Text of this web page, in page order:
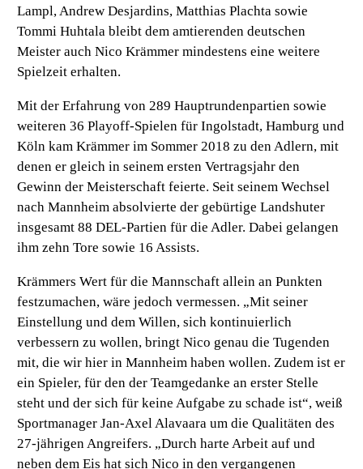
Lampl, Andrew Desjardins, Matthias Plachta sowie
Tommi Huhtala bleibt dem amtierenden deutschen
Meister auch Nico Krämmer mindestens eine weitere
Spielzeit erhalten.
Mit der Erfahrung von 289 Hauptrundenpartien sowie
weiteren 36 Playoff-Spielen für Ingolstadt, Hamburg und
Köln kam Krämmer im Sommer 2018 zu den Adlern, mit
denen er gleich in seinem ersten Vertragsjahr den
Gewinn der Meisterschaft feierte. Seit seinem Wechsel
nach Mannheim absolvierte der gebürtige Landshuter
insgesamt 88 DEL-Partien für die Adler. Dabei gelangen
ihm zehn Tore sowie 16 Assists.
Krämmers Wert für die Mannschaft allein an Punkten
festzumachen, wäre jedoch vermessen. „Mit seiner
Einstellung und dem Willen, sich kontinuierlich
verbessern zu wollen, bringt Nico genau die Tugenden
mit, die wir hier in Mannheim haben wollen. Zudem ist er
ein Spieler, für den der Teamgedanke an erster Stelle
steht und der sich für keine Aufgabe zu schade ist“, weiß
Sportmanager Jan-Axel Alavaara um die Qualitäten des
27-jährigen Angreifers. „Durch harte Arbeit auf und
neben dem Eis hat sich Nico in den vergangenen